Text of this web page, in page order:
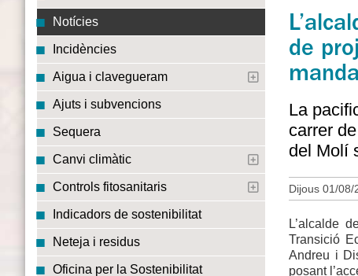
Notícies
Incidències
Aigua i clavegueram
Ajuts i subvencions
Sequera
Canvi climàtic
Controls fitosanitaris
Indicadors de sostenibilitat
Neteja i residus
Oficina per la Sostenibilitat
de
La
carrer
del Molí
Dijous 01/08/
L’alcalde
Transició
Andreu i
posant